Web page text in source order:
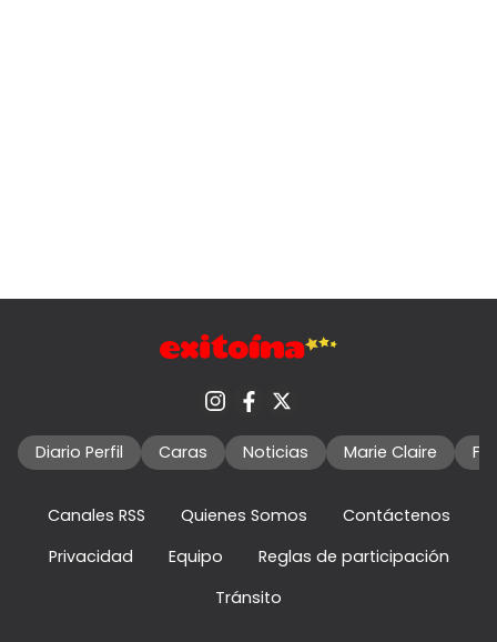
Diario Perfil Caras Noticias Marie Claire
Canales RSS Quienes Somos
Contáctenos
Privacidad
Equipo
Reglas de participación
Tránsito